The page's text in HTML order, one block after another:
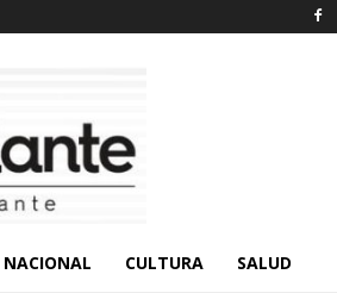
NACIONAL CULTURA SALUD